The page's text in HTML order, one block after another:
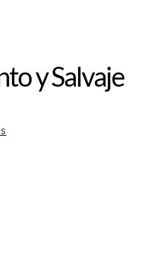
y Salvaje